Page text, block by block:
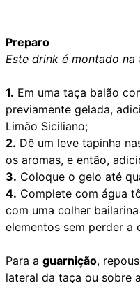
Preparo
Este drink é montado na
1. Em uma taça balão
previamente gelada,
Limão Siciliano;
2. Dê um leve tapinha
os aromas, e então,
3. Coloque o gelo até
4. Complete com água
com uma colher
elementos sem perder a
Para a guarnição,
lateral da taça ou sobre